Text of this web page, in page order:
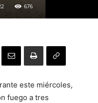
676
este miércoles,
fuego a tres